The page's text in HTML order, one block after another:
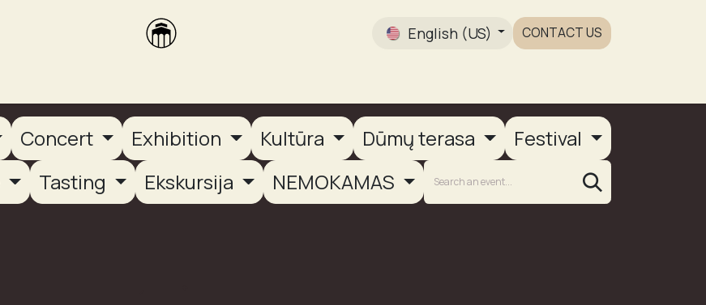
English (US) CONTACT US
Concert Exhibition Kultūra Dūmų terasa
Festival
Tasting Ekskursija NEMOKAMAS